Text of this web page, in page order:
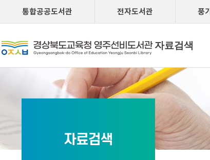
통합공공도서관 전자도서관 풍
자료검색
자료검색